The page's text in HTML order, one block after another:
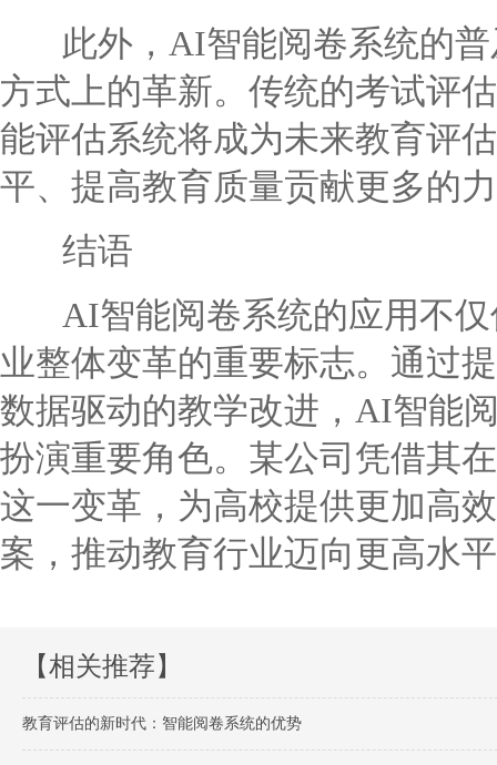
此外，AI智能阅卷系统的普
方式上的革新。传统的考试评
能评估系统将成为未来教育评
平、提高教育质量贡献更多的
结语
AI智能阅卷系统的应用不仅
业整体变革的重要标志。通过
数据驱动的教学改进，AI智能
扮演重要角色。某公司凭借其
这一变革，为高校提供更加高
案，推动教育行业迈向更高水
【相关推荐】
教育评估的新时代：智能阅卷系统的优势